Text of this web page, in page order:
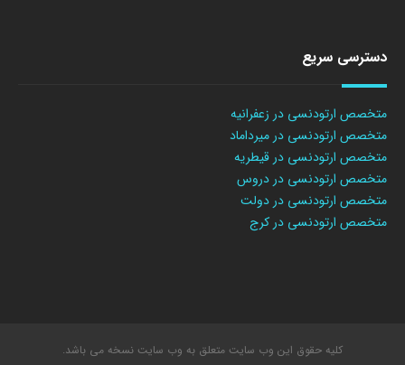
دسترسی سریع
متخصص ارتودنسی در زعفرانیه
متخصص ارتودنسی در میرداماد
متخصص ارتودنسی در قیطریه
متخصص ارتودنسی در دروس
متخصص ارتودنسی در دولت
متخصص ارتودنسی در کرج
کلیه حقوق این وب سایت متعلق به وب سایت نسخه می باشد.